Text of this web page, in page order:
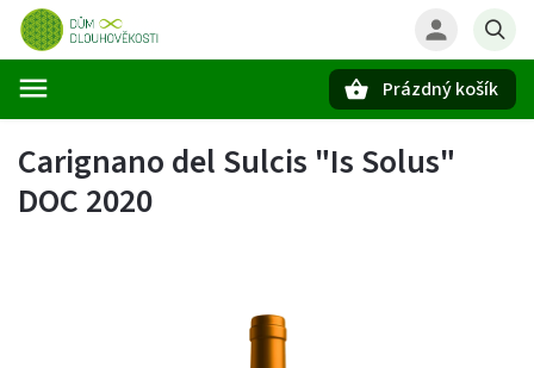
Prázdný košík
Carignano del Sulcis "Is Solus"
DOC 2020